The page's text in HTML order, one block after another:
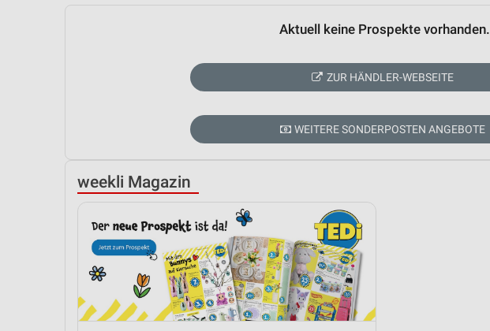
Aktuell keine Prospekte vorhanden.
ZUR HÄNDLER-WEBSEITE
WEITERE SONDERPOSTEN ANGEBOTE
weekli Magazin